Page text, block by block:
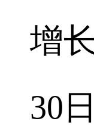
增
30